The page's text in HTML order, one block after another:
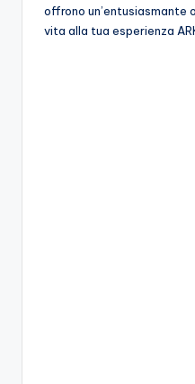
offrono un’entusiasmante
vita alla tua esperienza